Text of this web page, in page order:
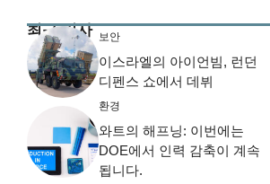
최근 기사 보안
이스라엘의 아이언빔, 런던
디펜스 쇼에서 데뷔
환경
와트의 해프닝: 이번에는
DOE에서 인력 감축이 계속
됩니다.